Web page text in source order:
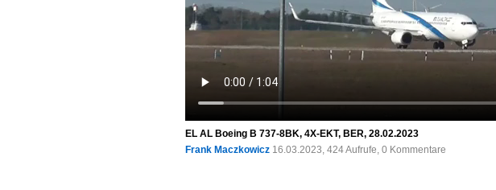
EL AL Boeing B 737-8BK, 4X-EKT, BER, 28.02.2023
Frank Maczkowicz 16.03.2023, 424 Aufrufe, 0 Kommentare